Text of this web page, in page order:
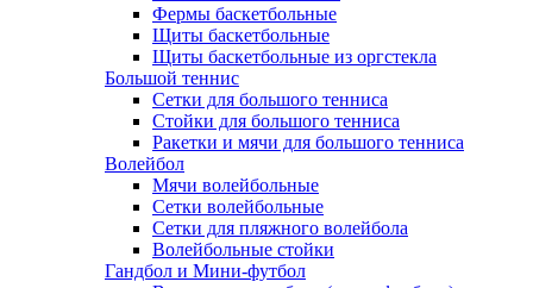
Фермы баскетбольные
Щиты баскетбольные
Щиты баскетбольные из оргстекла
Большой теннис
Сетки для большого тенниса
Стойки для большого тенниса
Ракетки и мячи для большого тенниса
Волейбол
Мячи волейбольные
Сетки волейбольные
Сетки для пляжного волейбола
Волейбольные стойки
Гандбол и Мини-футбол